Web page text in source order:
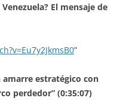
El mensaje de
”
amarre estratégico con
perdedor” (0:35:07)